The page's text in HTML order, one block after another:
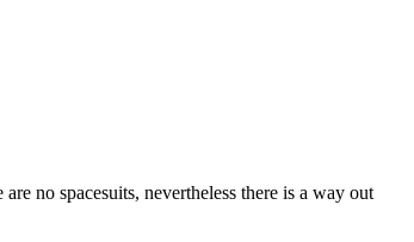
no spacesuits, nevertheless there is a way out